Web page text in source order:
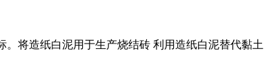
将造纸白泥用于生产烧结砖 利用造纸白泥替代黏土